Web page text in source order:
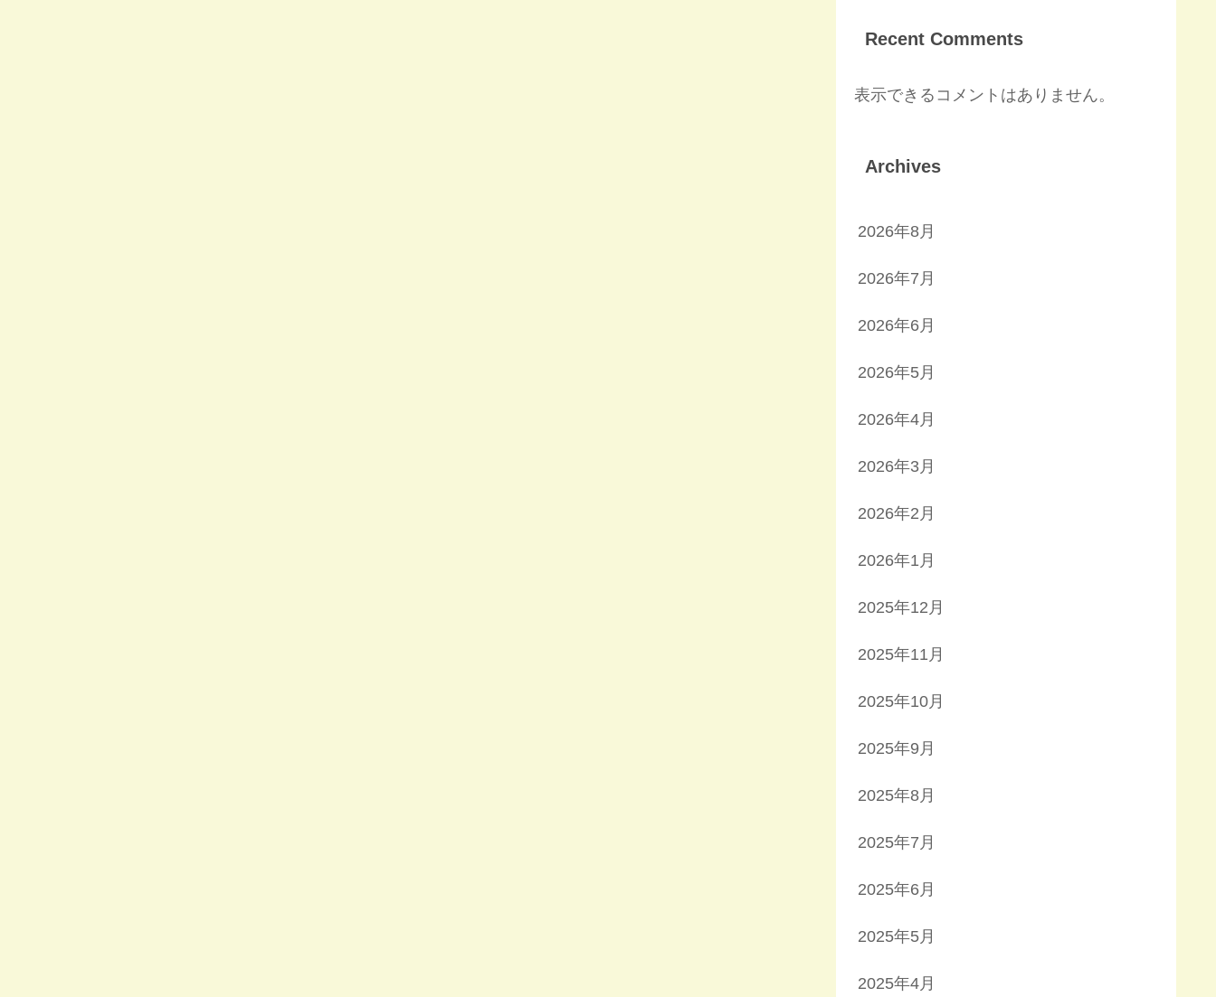
Recent Comments
表示できるコメントはありません。
Archives
2026年8月
2026年7月
2026年6月
2026年5月
2026年4月
2026年3月
2026年2月
2026年1月
2025年12月
2025年11月
2025年10月
2025年9月
2025年8月
2025年7月
2025年6月
2025年5月
2025年4月